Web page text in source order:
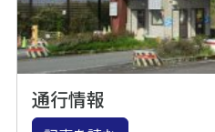
通行情報